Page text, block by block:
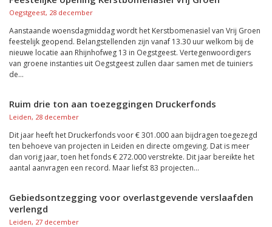
Oegstgeest, 28 december
Aanstaande woensdagmiddag wordt het Kerstbomenasiel van Vrij Groen
feestelijk geopend. Belangstellenden zijn vanaf 13.30 uur welkom bij de
nieuwe locatie aan Rhijnhofweg 13 in Oegstgeest. Vertegenwoordigers
van groene instanties uit Oegstgeest zullen daar samen met de tuiniers
de...
Ruim drie ton aan toezeggingen Druckerfonds
Leiden, 28 december
Dit jaar heeft het Druckerfonds voor € 301.000 aan bijdragen toegezegd
ten behoeve van projecten in Leiden en directe omgeving. Dat is meer
dan vorig jaar, toen het fonds € 272.000 verstrekte. Dit jaar bereikte het
aantal aanvragen een record. Maar liefst 83 projecten...
Gebiedsontzegging voor overlastgevende verslaafden
verlengd
Leiden, 27 december